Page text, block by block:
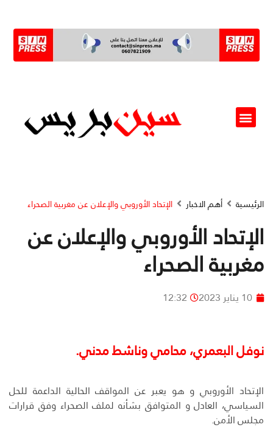
الرئيسية أهم الاخبار الإتحاد الأوروبي والإعلان عن مغربية الصحراء
الإتحاد الأوروبي والإعلان عن
مغربية الصحراء
10 يناير 2023 12:32
نوفل البعمري، محامي وناشط مدني.
الإتحاد الأوروبي و هو يعبر عن المواقف الحالية الداعمة للحل
السياسي، العادل و المتوافق بشأنه لملف الصحراء وفق قرارات
مجلس الأمن.